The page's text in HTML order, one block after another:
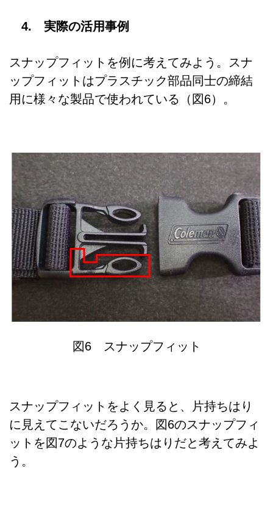
4. 実際の活用事例
スナップフィットを例に考えてみよう。スナ
ップフィットはプラスチック部品同士の締結
用に様々な製品で使われている（図6）。
図6 スナップフィット
スナップフィットをよく見ると、片持ちはり
に見えてこないだろうか。図6のスナップフィ
ットを図7のような片持ちはりだと考えてみよ
う。